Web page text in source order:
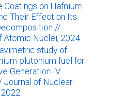
Coatings on Hafnium
Their Effect on Its
//
Atomic Nuclei, 2024
study of
plutonium fuel for
Generation IV
Journal of Nuclear